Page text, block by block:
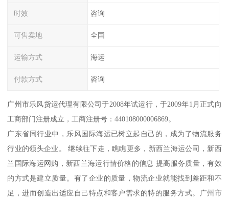
时效 咨询
可售卖地 全国
运输方式 海运
付款方式 咨询
广州市乐风货运代理有限公司于2008年试运行，于2009年1月正式向
工商部门注册成立，工商注册号：440108000006869。
广东省同行业中，乐风国际海运已树立起自己的，成为了物流服务
行业的领头企业。 继续往下走，瞧瞧更多，新西兰海运公司，新西
兰国际海运网购，新西兰海运行情价格的信息 提高服务质量，有效
的方式是建立质量。有了企业的质量，物流企业就能找到差距和不
足，进而创造出适应自己特点和客户需求的特的服务方式。广州市